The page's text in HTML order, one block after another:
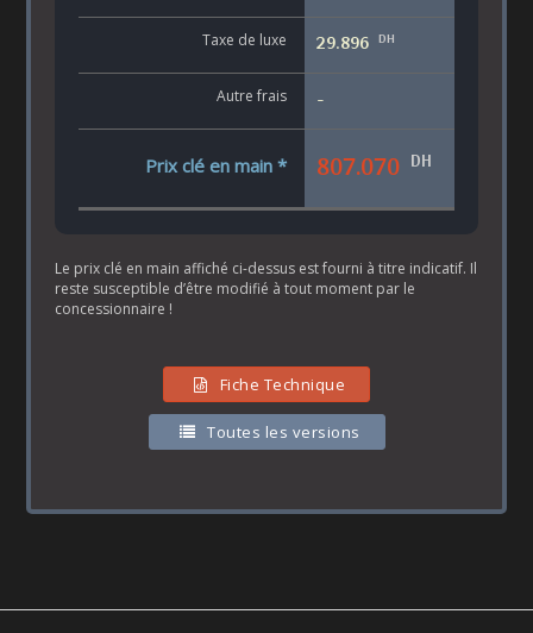
Taxe de luxe 29.896 DH
Autre frais -
Prix clé en main * 807.070 DH
Le prix clé en main affiché ci-dessus est fourni à titre indicatif. Il
reste susceptible d’être modifié à tout moment par le
concessionnaire !
Fiche Technique
Toutes les versions